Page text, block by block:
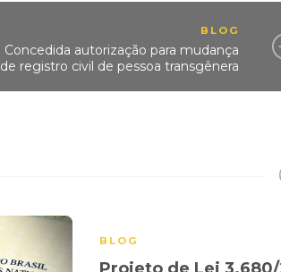
BLOG
Concedida autorização para mudança
de registro civil de pessoa transgênera
BLOG